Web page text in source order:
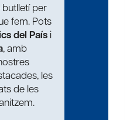
per
fem. Pots
del País i
, amb
les
de les